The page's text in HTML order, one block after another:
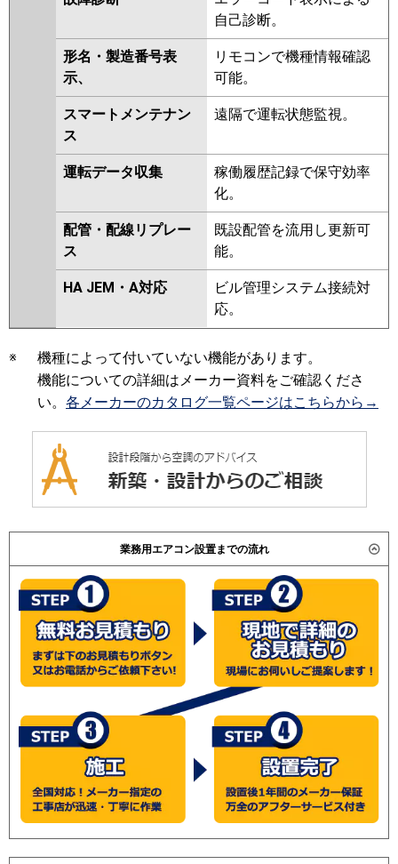
自己診断。
形名・製造番号表
示、
リモコンで機種情報確認
可能。
スマートメンテナン
ス
遠隔で運転状態監視。
運転データ収集
稼働履歴記録で保守効率
化。
配管・配線リプレー
ス
既設配管を流用し更新可
能。
HA JEM・A対応
ビル管理システム接続対
応。
※
機種によって付いていない機能があります。
機能についての詳細はメーカー資料をご確認くださ
い。 各メーカーのカタログ一覧ページはこちらから→
業務用エアコン設置までの流れ